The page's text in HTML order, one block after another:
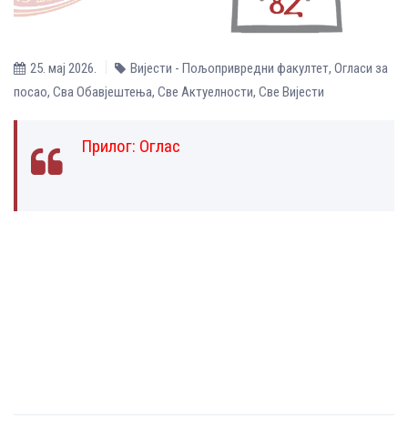
25. мај 2026. Вијести - Пољопривредни факултет, Огласи за
посао, Сва Обавјештења, Све Aктуелности, Све Вијести
Прилог: Оглас